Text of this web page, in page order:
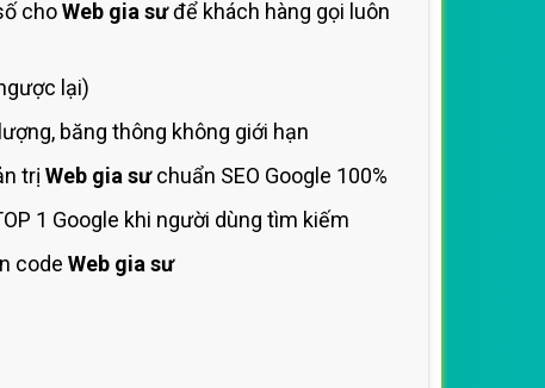
choWeb gia sưđể khách hàng gọi luôn
lại)
băng thông không giới hạn
trị Web gia sưchuẩn SEO Google 100%
1 Google khi người dùng tìm kiếm
code Web gia sư